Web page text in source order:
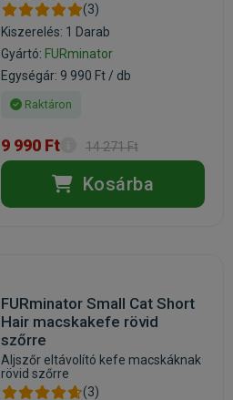
(3)
Kiszerelés: 1 Darab
Gyártó: FURminator
Egységár: 9 990 Ft / db
Raktáron
9 990 Ft 14 271 Ft
Kosárba
FURminator Small Cat Short
Hair macskakefe rövid
szőrre
Aljszőr eltávolító kefe macskáknak
rövid szőrre
(3)